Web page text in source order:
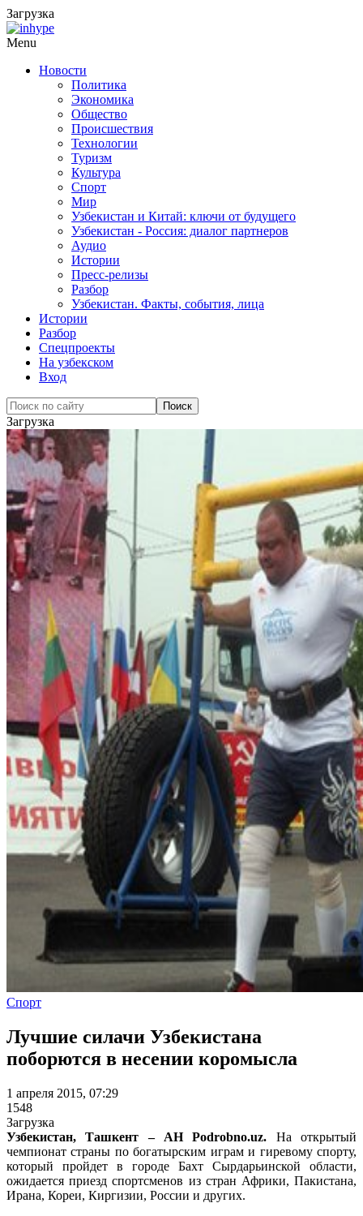
Загрузка
Menu
Новости
Политика
Экономика
Общество
Происшествия
Технологии
Туризм
Культура
Спорт
Мир
Узбекистан и Китай: ключи от будущего
Узбекистан - Россия: диалог партнеров
Аудио
Истории
Пресс-релизы
Разбор
Узбекистан. Факты, события, лица
Истории
Разбор
Спецпроекты
На узбекском
Вход
Загрузка
Спорт
Лучшие силачи Узбекистана
поборются в несении коромысла
1 апреля 2015, 07:29
1548
Загрузка
Узбекистан, Ташкент – АН Podrobno.uz. На открытый
чемпионат страны по богатырским играм и гиревому спорту,
который пройдет в городе Бахт Сырдарьинской области,
ожидается приезд спортсменов из стран Африки, Пакистана,
Ирана, Кореи, Киргизии, России и других.